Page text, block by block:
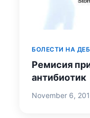
БОЛЕСТИ НА
Ремисия
антибиотик
November 6,